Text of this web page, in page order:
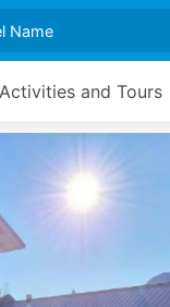
Activities and Tours